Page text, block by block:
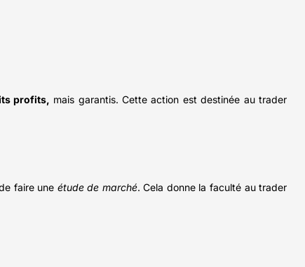
profits, mais garantis. Cette action est destinée au trader
faire une étude de marché. Cela donne la faculté au trader